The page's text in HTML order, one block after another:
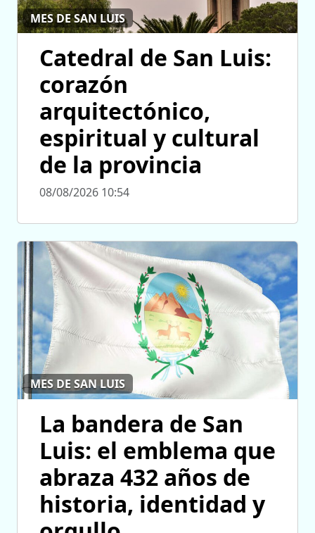
MES DE SAN LUIS
Catedral de San Luis:
corazón
arquitectónico,
espiritual y cultural
de la provincia
08/08/2026 10:54
MES DE SAN LUIS
La bandera de San
Luis: el emblema que
abraza 432 años de
historia, identidad y